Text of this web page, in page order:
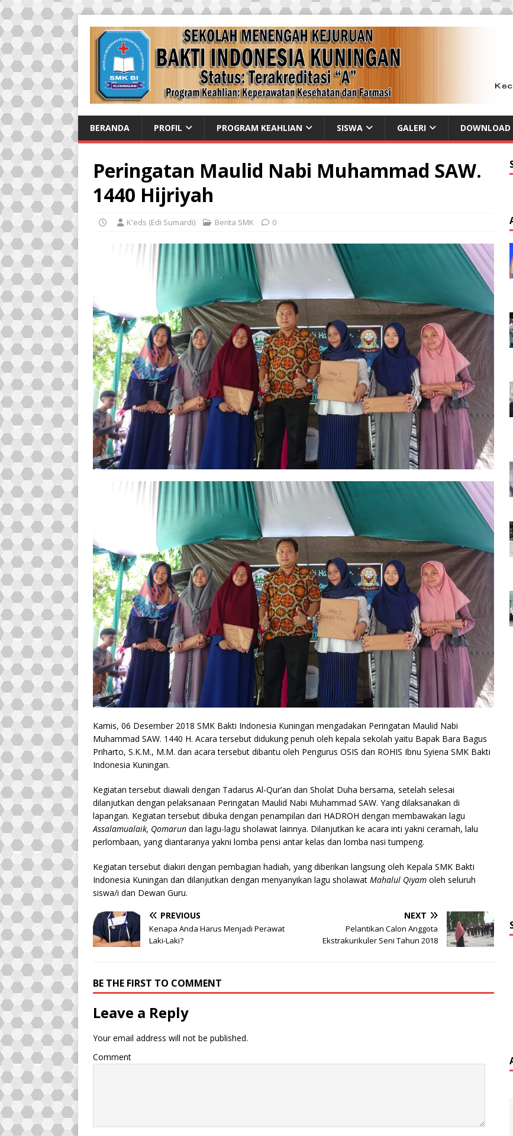
BERANDA PROFIL PROGRAM KEAHLIAN SISWA GALERI DOWNLOAD
Peringatan Maulid Nabi Muhammad SAW.
1440 Hijriyah
K'eds (Edi Sumardi) Berita SMK 0
Kamis, 06 Desember 2018 SMK Bakti Indonesia Kuningan mengadakan Peringatan Maulid Nabi
Muhammad SAW. 1440 H. Acara tersebut didukung penuh oleh kepala sekolah yaitu Bapak Bara Bagus
Priharto, S.K.M., M.M. dan acara tersebut dibantu oleh Pengurus OSIS dan ROHIS Ibnu Syiena SMK Bakti
Indonesia Kuningan.
Kegiatan tersebut diawali dengan Tadarus Al-Qur’an dan Sholat Duha bersama, setelah selesai
dilanjutkan dengan pelaksanaan Peringatan Maulid Nabi Muhammad SAW. Yang dilaksanakan di
lapangan. Kegiatan tersebut dibuka dengan penampilan dari HADROH dengan membawakan lagu
Assalamualaik, Qomarun dan lagu-lagu sholawat lainnya. Dilanjutkan ke acara inti yakni ceramah, lalu
perlombaan, yang diantaranya yakni lomba pensi antar kelas dan lomba nasi tumpeng.
Kegiatan tersebut diakiri dengan pembagian hadiah, yang diberikan langsung oleh Kepala SMK Bakti
Indonesia Kuningan dan dilanjutkan dengan menyanyikan lagu sholawat Mahalul Qiyam oleh seluruh
siswa/i dan Dewan Guru.
PREVIOUS
Kenapa Anda Harus Menjadi Perawat
Laki-Laki?
NEXT
Pelantikan Calon Anggota
Ekstrakurikuler Seni Tahun 2018
BE THE FIRST TO COMMENT
Leave a Reply
Your email address will not be published.
Comment